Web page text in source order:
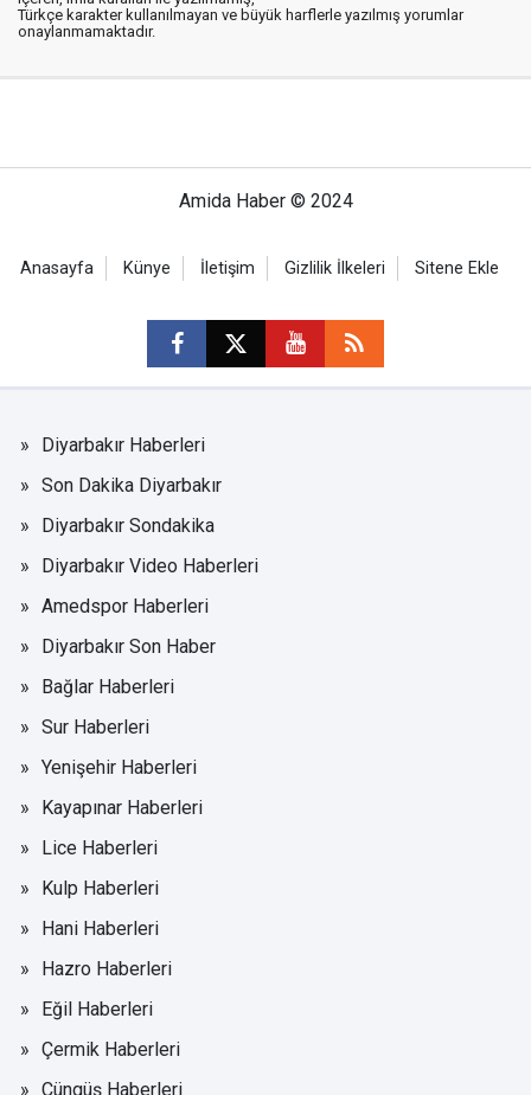
Türkçe karakter kullanılmayan ve büyük harflerle yazılmış yorumlar
onaylanmamaktadır.
Amida Haber © 2024
Anasayfa Künye İletişim Gizlilik İlkeleri Sitene Ekle
Diyarbakır Haberleri
Son Dakika Diyarbakır
Diyarbakır Sondakika
Diyarbakır Video Haberleri
Amedspor Haberleri
Diyarbakır Son Haber
Bağlar Haberleri
Sur Haberleri
Yenişehir Haberleri
Kayapınar Haberleri
Lice Haberleri
Kulp Haberleri
Hani Haberleri
Hazro Haberleri
Eğil Haberleri
Çermik Haberleri
Çüngüş Haberleri